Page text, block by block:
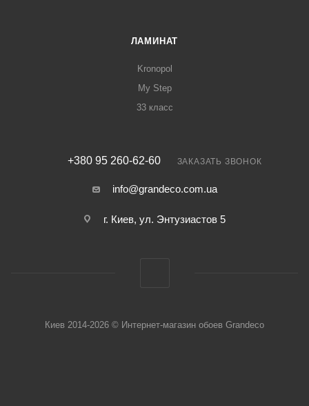
ЛАМИНАТ
Kronopol
My Step
33 класс
+380 95 260-62-60 ЗАКАЗАТЬ ЗВОНОК
info@grandeco.com.ua
г. Киев, ул. Энтузиастов 5
Киев 2014-2026 © Интернет-магазин обоев Grandeco